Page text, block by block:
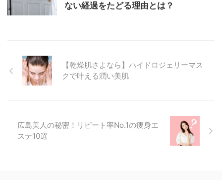
ない経過をたどる理由とは？
【乾燥肌さよなら】ハイドロジェリーマス
クで叶える潤い美肌
広島美人の秘密！リピート率No.1の痩身エ
ステ10選